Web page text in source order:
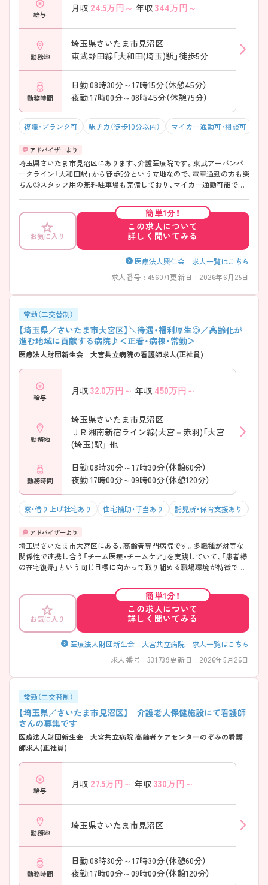
給与
月収 24.5万円～ 年収 344万円～
勤務地
埼玉県さいたま市見沼区
東武野田線「大和田(埼玉)駅」徒歩5分
勤務時間
日勤:08時30分～17時15分（休憩45分）
夜勤:17時00分～08時45分（休憩75分）
復職・ブランク可 駅チカ（徒歩10分以内） マイカー通勤可・相談可
埼玉県さいたま市見沼区にあります、介護医療院です。東武アーバンパ
ークライン「大和田駅」から徒歩5分という立地なので、電車通勤の方も楽
ちん◎スタッフ用の無料駐車場も完備しており、マイカー通勤可能です
業時間内での業務完結ができています。急変対応など、何かあった際も、
母体となる療養病院が併設しているので、素早い連携が取れて安心です！
ご興味ある方には面接対策ポイントなど、さらに詳しい詳細をお話いた
しますのでお気軽にご相談ください。
お気に入り
簡単1分！
この求人について
詳しく聞いてみる
医療法人興仁会 求人一覧はこちら
求人番号 : 456071更新日 : 2026年6月25日
常勤（二交替制）
【埼玉県／さいたま市大宮区】＼待遇・福利厚生◎／高齢化が
進む地域に貢献する病院♪＜正看・病棟・常勤＞
医療法人財団新生会 大宮共立病院の看護師求人(正社員)
給与
月収 32.0万円～ 年収 450万円～
勤務地
埼玉県さいたま市見沼区
ＪＲ湘南新宿ライン線(大宮－赤羽)「大宮
(埼玉)駅」 他
勤務時間
日勤:08時30分～17時30分（休憩60分）
夜勤:17時00分～09時00分（休憩120分）
寮・借り上げ社宅あり 住宅補助・手当あり 託児所・保育支援あり
埼玉県さいたま市大宮区にある、高齢者専門病院です。多職種が対等な
関係性で連携し合う「チーム医療・チームケア」を実践していて、「患者様
の在宅復帰」という同じ目標に向かって取り組める職場環境が特徴で
に取り組んでいるところも魅力の1つです♪ ご興味のある方は詳細をご
案内させていただきますので、お気軽にお問い合わせくださいませ。
お気に入り
簡単1分！
この求人について
詳しく聞いてみる
医療法人財団新生会 大宮共立病院 求人一覧はこちら
求人番号 : 331739更新日 : 2026年5月26日
常勤（二交替制）
【埼玉県／さいたま市見沼区】 介護老人保健施設にて看護師
さんの募集です
医療法人財団新生会 大宮共立病院 高齢者ケアセンターのぞみの看護
師求人(正社員)
給与
月収 27.5万円～ 年収 330万円～
勤務地
埼玉県さいたま市見沼区
勤務時間
日勤:08時30分～17時30分（休憩60分）
夜勤:17時00分～09時00分（休憩120分）